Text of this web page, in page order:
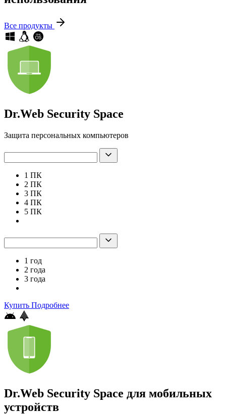
Все продукты
Dr.Web Security Space
Защита персональных компьютеров
1 ПК
2 ПК
3 ПК
4 ПК
5 ПК
1 год
2 года
3 года
Купить Подробнее
Dr.Web Security Space для мобильных
устройств